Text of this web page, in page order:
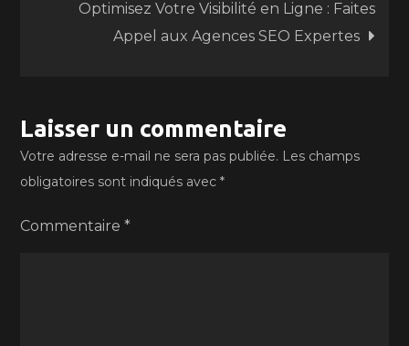
l’article
Optimisez Votre Visibilité en Ligne : Faites
Appel aux Agences SEO Expertes
Laisser un commentaire
Votre adresse e-mail ne sera pas publiée. Les champs
obligatoires sont indiqués avec*
Commentaire*